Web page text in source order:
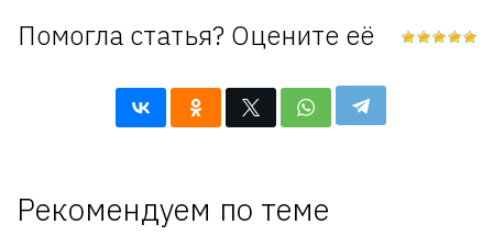
Помогла статья? Оцените её
Рекомендуем по теме